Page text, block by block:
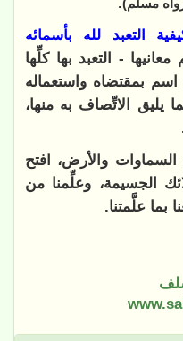
مسلم)
التعبد لله بأسمائه
- التعبد بها كلِّها
بمقتضاه واستعماله
الاتِّصاف به منها،
السماوات والأرض، افتح
الجسيمة، وعلِّمنا من
بما علَّمتنا.